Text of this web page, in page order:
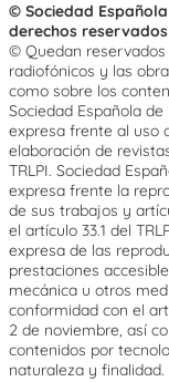
© Sociedad
derechos reservados
© Quedan
radiofónicos y las
como sobre los
Sociedad Española
expresa frente al uso
elaboración de
TRLPI. Sociedad
expresa frente la
de sus trabajos y
el artículo 33.1 del
expresa de las
prestaciones
mecánica u otros
conformidad con el
2 de noviembre, así
contenidos por
naturaleza y finalidad.